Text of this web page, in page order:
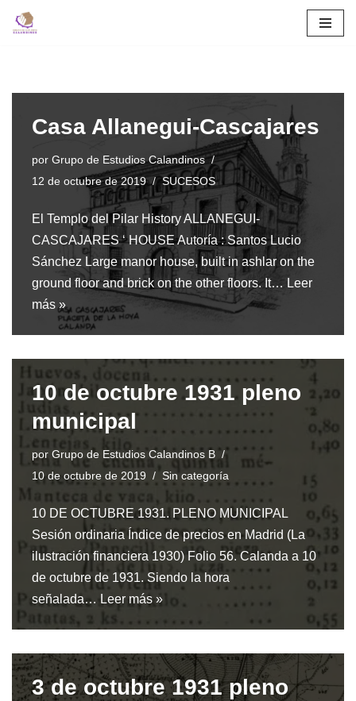
Casa Allanegui-Cascajares
por Grupo de Estudios Calandinos
12 de octubre de 2019
SUCESOS
El Templo del Pilar History ALLANEGUI-
CASCAJARES ‘ HOUSE Autoría : Santos Lucio
Sánchez Large manor house, built in ashlar on the
ground floor and brick on the other floors. It… Leer
más »
10 de octubre 1931 pleno
municipal
por Grupo de Estudios Calandinos B
10 de octubre de 2019
Sin categoría
10 DE OCTUBRE 1931. PLENO MUNICIPAL
Sesión ordinaria Índice de precios en Madrid (La
ilustración financiera 1930) Folio 56. Calanda a 10
de octubre de 1931. Siendo la hora
señalada… Leer más »
3 de octubre 1931 pleno